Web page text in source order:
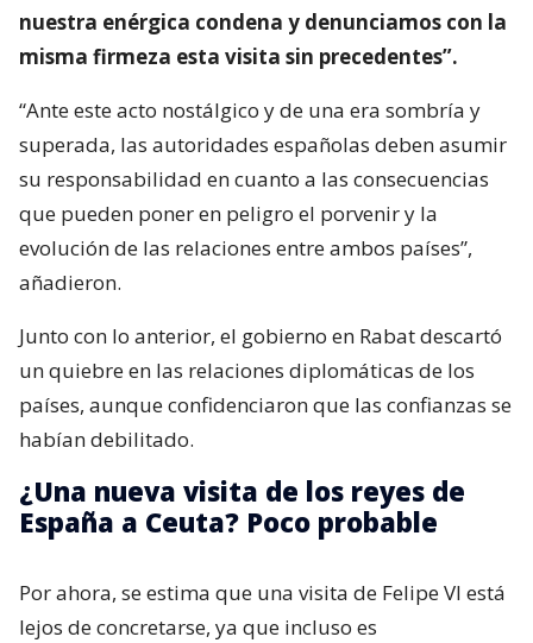
nuestra enérgica condena y denunciamos con la
misma firmeza esta visita sin precedentes”.
“Ante este acto nostálgico y de una era sombría y
superada, las autoridades españolas deben asumir
su responsabilidad en cuanto a las consecuencias
que pueden poner en peligro el porvenir y la
evolución de las relaciones entre ambos países”,
añadieron.
Junto con lo anterior, el gobierno en Rabat descartó
un quiebre en las relaciones diplomáticas de los
países, aunque confidenciaron que las confianzas se
habían debilitado.
¿Una nueva visita de los reyes de
España a Ceuta? Poco probable
Por ahora, se estima que una visita de Felipe VI está
lejos de concretarse, ya que incluso es